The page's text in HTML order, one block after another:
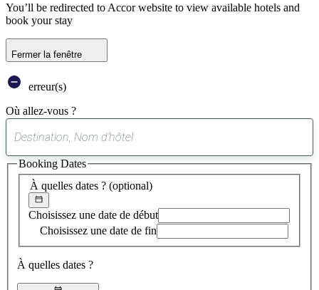
You’ll be redirected to Accor website to view available hotels and
book your stay
Fermer la fenêtre
erreur(s)
Où allez-vous ?
suggestion
trouvée
À quelles dates ? (optional)
Choisissez une date de début
Choisissez une date de fin
À quelles dates ?
Booking Dates